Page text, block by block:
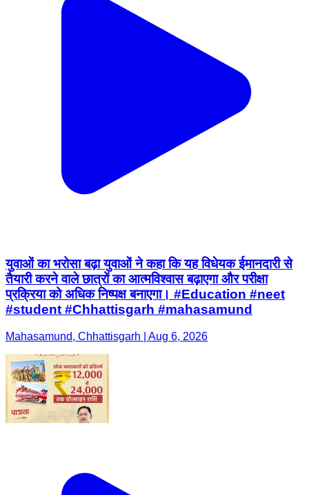
युवाओं का भरोसा बढ़ा युवाओं ने कहा कि यह विधेयक ईमानदारी से
तैयारी करने वाले छात्रों का आत्मविश्वास बढ़ाएगा और परीक्षा
प्रक्रिया को अधिक निष्पक्ष बनाएगा। #Education #neet
#student #Chhattisgarh #mahasamund
Mahasamund, Chhattisgarh | Aug 6, 2026